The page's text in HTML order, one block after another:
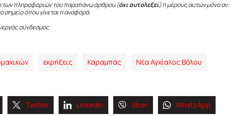
των πληροφοριών του παραπάνω άρθρου (όχι αυτολεξεί) ή μέρους αυτών μόνο αν:
σημείο όπου γίνεται η αναφορά.
σύνδεσμος
εκρήξεις Καραμπάς Νέα Αγχίαλος Βόλου
Twitter Linkedin Viber WhatsApp